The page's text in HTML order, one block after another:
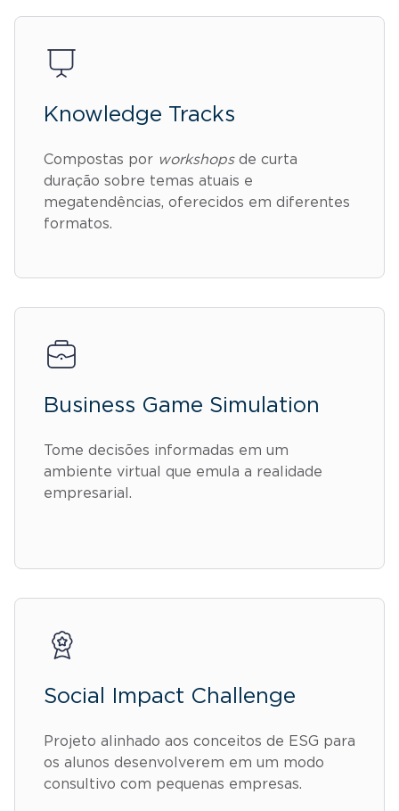
Knowledge Tracks
Compostas por workshopsde curta
duração sobre temas atuais e
megatendências, oferecidos em diferentes
formatos.
Business Game Simulation
Tome decisões informadas em um
ambiente virtual que emula a realidade
empresarial.
Social Impact Challenge
Projeto alinhado aos conceitos de ESG para
os alunos desenvolverem em um modo
consultivo com pequenas empresas.